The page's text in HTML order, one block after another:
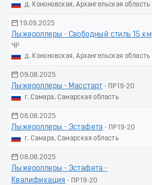
д. Кононовская, Архангельская область
19.09.2025
Лыжероллеры - Свободный стиль 15 км
ЧР
д. Кононовская, Архангельская область
09.08.2025
Лыжероллеры - Масстарт - ПР19-20
г. Самара, Самарская область
08.08.2025
Лыжероллеры - Эстафета - ПР19-20
г. Самара, Самарская область
08.08.2025
Лыжероллеры - Эстафета -
Квалификация - ПР19-20